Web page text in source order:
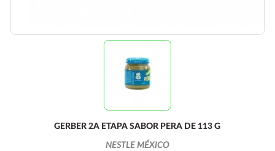
GERBER 2A ETAPA SABOR PERA DE 113 G
NESTLE MÉXICO